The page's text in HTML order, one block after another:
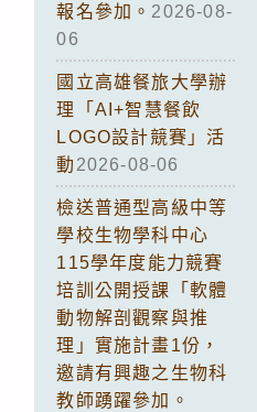
報名參加。 2026-08-
06
國立高雄餐旅大學辦
理「AI+智慧餐飲
LOGO設計競賽」活
動 2026-08-06
檢送普通型高級中等
學校生物學科中心
115學年度能力競賽
培訓公開授課「軟體
動物解剖觀察與推
理」實施計畫1份，
邀請有興趣之生物科
教師踴躍參加。